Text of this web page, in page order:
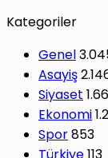
Kategoriler
Genel
Asayiş
Siyaset
Ekonomi
Spor853